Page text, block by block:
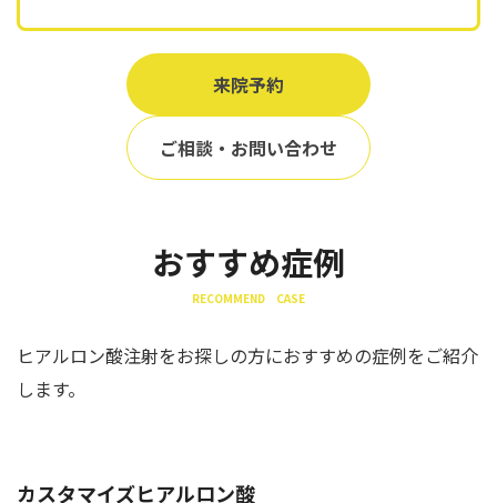
来院予約
ご相談・お問い合わせ
おすすめ症例
RECOMMEND CASE
ヒアルロン酸注射をお探しの方におすすめの症例をご紹介
します。
カスタマイズヒアルロン酸